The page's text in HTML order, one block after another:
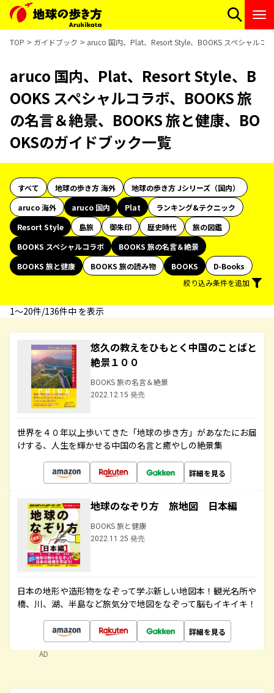
TOP ガイドブック aruco 国内、Plat、Resort Style、BOOKS スペシャルコ
aruco 国内、Plat、Resort Style、B
OOKS スペシャルコラボ、BOOKS 旅
の名言＆絶景、BOOKS 旅と健康、BO
OKSのガイドブック一覧
すべて 地球の歩き方 海外
地球の歩き方 Jシリーズ（国内）
aruco 海外
aruco 国内 Plat
ランキング&テクニック
Resort Style
島旅 御朱印 歴史時代
旅の図鑑
BOOKS スペシャルコラボ
BOOKS 旅の名言＆絶景
BOOKS 旅と健康
BOOKS 旅の読み物 BOOKS
D-Books
絞り込み条件を追加
1〜20件/136件中 を表示
悠久の教えをひもとく中国のことばと
絶景１００
BOOKS 旅の名言＆絶景
2022.12.15 発売
世界を４０年以上歩いてきた「地球の歩き方」があなたにお届
けする、人生を輝かせる中国の名言と癒やしの絶景集
詳細を見る
地球のなぞり方 旅地図 日本編
BOOKS 旅と健康
2022.11.25 発売
日本の地形や造形物をなぞって学ぶ新しい地図本！観光名所や
橋、川、湖、半島など旅気分で地図をなぞって脳もイキイキ！
詳細を見る
AD